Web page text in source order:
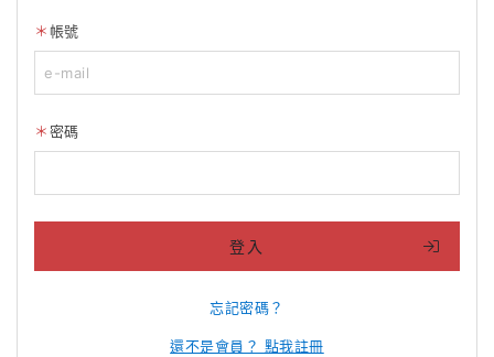
帳號
密碼
登入
忘記密碼？
還不是會員？ 點我註冊